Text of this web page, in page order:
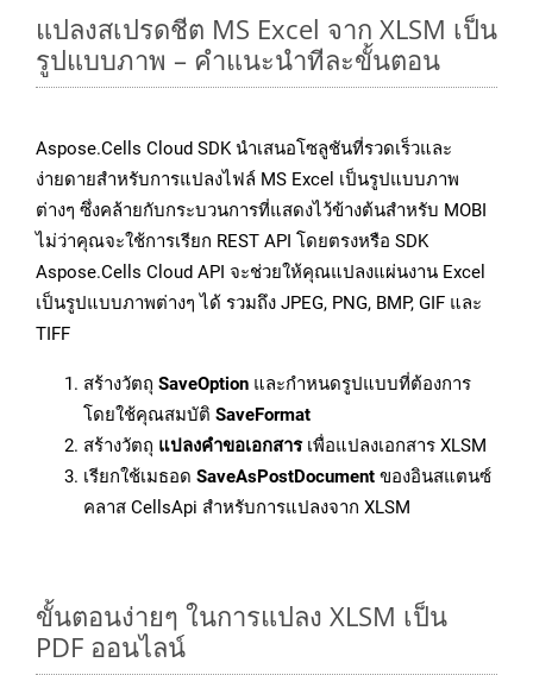
แปลงสเปรดชีต MS Excel จาก XLSM เป็น
รูปแบบภาพ – คำแนะนำทีละขั้นตอน
Aspose.Cells Cloud SDK นำเสนอโซลูชันที่รวดเร็วและ
ง่ายดายสำหรับการแปลงไฟล์ MS Excel เป็นรูปแบบภาพ
ต่างๆ ซึ่งคล้ายกับกระบวนการที่แสดงไว้ข้างต้นสำหรับ MOBI
ไม่ว่าคุณจะใช้การเรียก REST API โดยตรงหรือ SDK
Aspose.Cells Cloud API จะช่วยให้คุณแปลงแผ่นงาน Excel
เป็นรูปแบบภาพต่างๆ ได้ รวมถึง JPEG, PNG, BMP, GIF และ
TIFF
สร้างวัตถุ SaveOption และกำหนดรูปแบบที่ต้องการ
โดยใช้คุณสมบัติ SaveFormat
สร้างวัตถุ แปลงคำขอเอกสารเพื่อแปลงเอกสาร XLSM
เรียกใช้เมธอด SaveAsPostDocument ของอินสแตนซ์
คลาส CellsApi สำหรับการแปลงจาก XLSM
ขั้นตอนง่ายๆ ในการแปลง XLSM เป็น
PDF ออนไลน์